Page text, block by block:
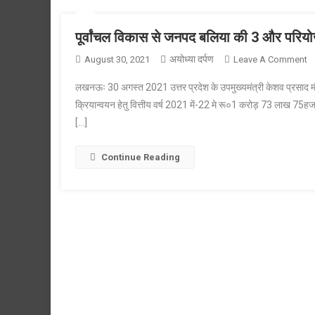
पूर्वांचल विकास से जनपद बलिया की 3 और
August 30, 2021 अयोध्या दर्पण Leave A CommentOn
से
लखनऊः 30 अगस्त 2021 उत्तर प्रदेश के उपमुख्यमंत्री केशव प्रसाद
क्रियान्वयन हेतु वित्तीय वर्ष 2021 में-22 मे रू०1 करोड़ 73 लाख
Continue Reading